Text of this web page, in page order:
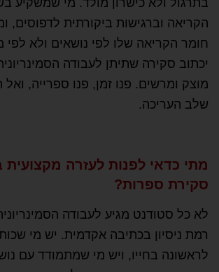
הקריאה וברגישות ביקורתית לדפוסים,
חומר הקריאה שלו לפי נושאים ולא לפי
יכתוב סקירה שתיתן לעבודה
מוצק ומרשים. פנו זמן, פנו ספרייה, ואל
שלב העריכה.
מתי כדאי לפנות לעזרה מקצועית
סקירת ספרות?
לא כל סטודנט מגיע לעבודה
רמת ניסיון בכתיבה אקדמית. יש מי
לראשונה בחייו, ויש מי שמתמודד עם